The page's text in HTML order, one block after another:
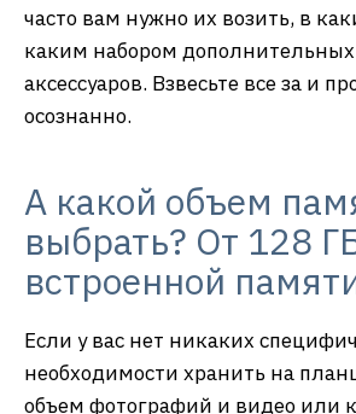
часто вам нужно их возить, в
каким набором дополнительных
аксессуаров. Взвесьте все за и
осознанно.
А какой объем
выбрать? От 128
встроенной
Если у вас нет никаких
необходимости хранить на
объем фотографий и видео или